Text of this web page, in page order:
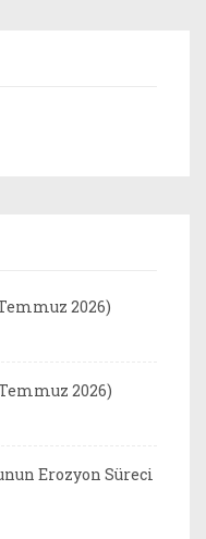
2026)
2026)
Erozyon Süreci